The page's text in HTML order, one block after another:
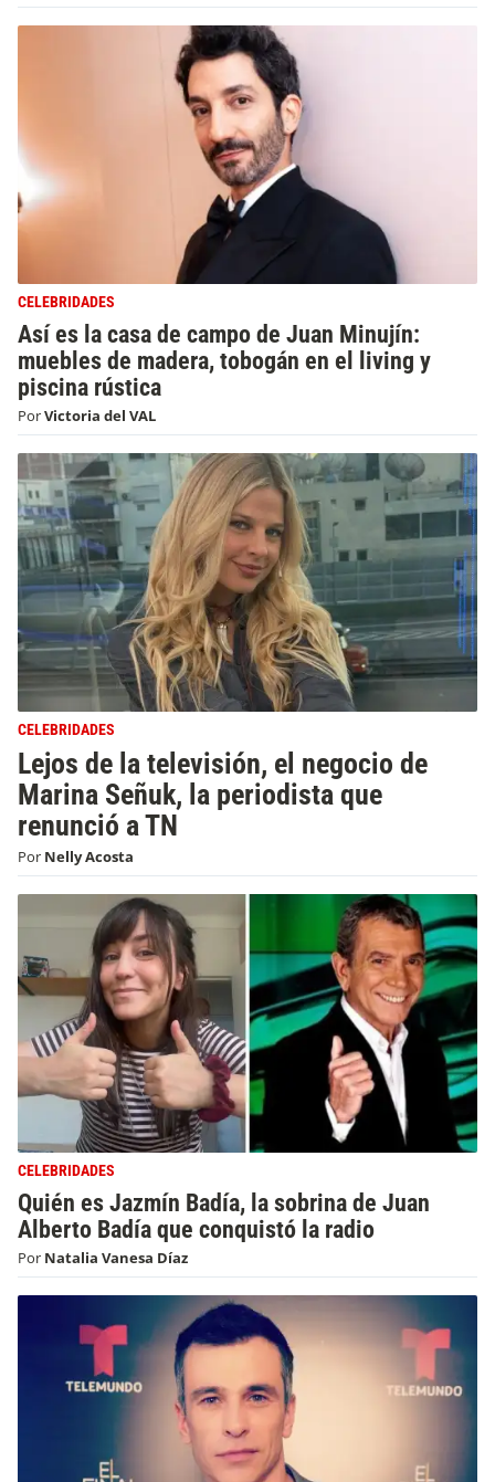
CELEBRIDADES
Así es la casa de campo de Juan Minujín:
muebles de madera, tobogán en el living y
piscina rústica
PorVictoria del VAL
CELEBRIDADES
Lejos de la televisión, el negocio de
Marina Señuk, la periodista que
renunció a TN
Por Nelly Acosta
CELEBRIDADES
Quién es Jazmín Badía, la sobrina de Juan
Alberto Badía que conquistó la radio
Por Natalia Vanesa Díaz